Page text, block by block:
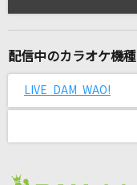
[生音]ボクノート
鱗(うろこ)
配信中のカラオケ機種
LIVE DAM WAO!